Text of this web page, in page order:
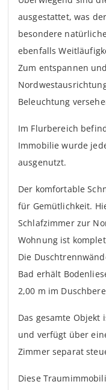
ausgestattet, was
besondere
ebenfalls
Zum entspannen
Beleuchtung
Im Flurbereich
Immobilie wurde
ausgenutzt.
Der komfortable
für Gemütlichkeit.
Schlafzimmer zur
Wohnung ist
Die
Bad erhält
2,00 m im
Das gesamte Objekt
und verfügt über
Zimmer separat
Diese